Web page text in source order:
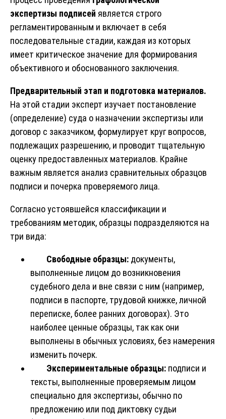
экспертизы подписей является строго
регламентированным и включает в себя
последовательные стадии, каждая из которых
имеет критическое значение для формирования
объективного и обоснованного заключения.
Предварительный этап и подготовка материалов.
На этой стадии эксперт изучает постановление
(определение) суда о назначении экспертизы или
договор с заказчиком, формулирует круг вопросов,
подлежащих разрешению, и проводит тщательную
оценку предоставленных материалов. Крайне
важным является анализ сравнительных образцов
подписи и почерка проверяемого лица.
Согласно устоявшейся классификации и
требованиям методик, образцы подразделяются на
три вида:
Свободные образцы: документы,
выполненные лицом до возникновения
судебного дела и вне связи с ним (например,
подписи в паспорте, трудовой книжке, личной
переписке, более ранних договорах). Это
наиболее ценные образцы, так как они
выполнены в обычных условиях, без намерения
изменить почерк.
Экспериментальные образцы: подписи и
тексты, выполненные проверяемым лицом
специально для экспертизы, обычно по
предложению или под диктовку судьи